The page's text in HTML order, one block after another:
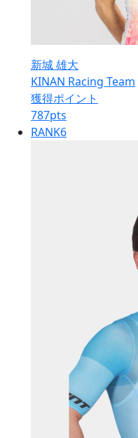
新城 雄大
KINAN Racing Team
獲得ポイント
787pts
RANK6